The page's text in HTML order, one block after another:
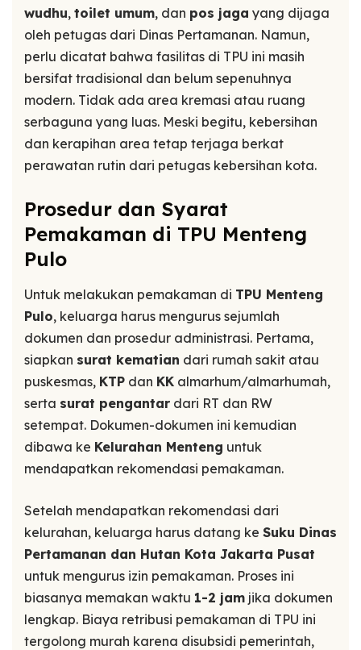
wudhu, toilet umum, dan pos jaga yang dijaga
oleh petugas dari Dinas Pertamanan. Namun,
perlu dicatat bahwa fasilitas di TPU ini masih
bersifat tradisional dan belum sepenuhnya
modern. Tidak ada area kremasi atau ruang
serbaguna yang luas. Meski begitu, kebersihan
dan kerapihan area tetap terjaga berkat
perawatan rutin dari petugas kebersihan kota.
Prosedur dan Syarat
Pemakaman di TPU Menteng
Pulo
Untuk melakukan pemakaman di TPU Menteng
Pulo, keluarga harus mengurus sejumlah
dokumen dan prosedur administrasi. Pertama,
siapkan surat kematian dari rumah sakit atau
puskesmas, KTP dan KK almarhum/almarhumah,
serta surat pengantar dari RT dan RW
setempat. Dokumen-dokumen ini kemudian
dibawa ke Kelurahan Menteng untuk
mendapatkan rekomendasi pemakaman.
Setelah mendapatkan rekomendasi dari
kelurahan, keluarga harus datang ke Suku Dinas
Pertamanan dan Hutan Kota Jakarta Pusat
untuk mengurus izin pemakaman. Proses ini
biasanya memakan waktu 1-2 jam jika dokumen
lengkap. Biaya retribusi pemakaman di TPU ini
tergolong murah karena disubsidi pemerintah,